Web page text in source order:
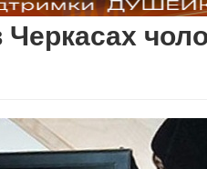
Черкасах